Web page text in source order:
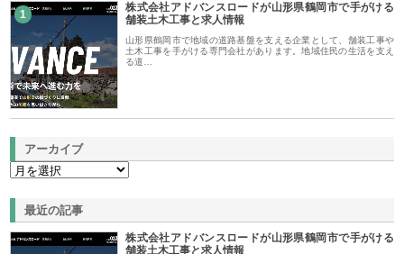
1
株式会社アドバンスロードが山形県鶴岡市で手がける
舗装土木工事と求人情報
山形県鶴岡市で地域の道路基盤を支える企業として、舗装工事や
土木工事を手がける専門会社があります。地域住民の生活を支え
る道…
アーカイブ
最近の記事
株式会社アドバンスロードが山形県鶴岡市で手がける
舗装土木工事と求人情報